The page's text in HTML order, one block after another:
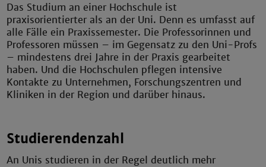
Das Studium an einer Hochschule ist
praxisorientierter als an der Uni. Denn es umfasst auf
alle Fälle ein Praxissemester. Die Professorinnen und
Professoren müssen – im Gegensatz zu den Uni-Profs
– mindestens drei Jahre in der Praxis gearbeitet
haben. Und die Hochschulen pflegen intensive
Kontakte zu Unternehmen, Forschungszentren und
Kliniken in der Region und darüber hinaus.
Studierendenzahl
An Unis studieren in der Regel deutlich mehr